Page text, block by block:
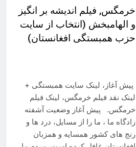
خرمگس, فیلم اندیشه بر انگیز
و الهامبخش (انتخاب از سایت
حزب همبستگی افغانستان)
پیش آغاز، لینک سایت همبستگی +
لینک نقد فیلم خرمگس، لینک فیلم
خرمگس. پیش آغاز وضعیت آشفته
زادگاه ما ، ما را از مسایل، درد ها و
رنج های کشور همسایه و همزبان